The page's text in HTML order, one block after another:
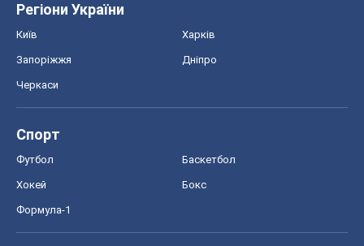
Регіони України
Київ Харків
Запоріжжя Дніпро
Черкаси
Спорт
Футбол Баскетбол
Хокей Бокс
Формула-1